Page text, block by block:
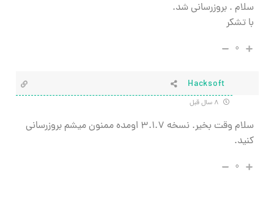
سلام . بروزرسانی شد.
با تشکر
۰
Hacksoft
سلام وقت بخیر. نسخه ۳.۱.۷ اومده ممنون میشم بروزرسانی
کنید.
۰